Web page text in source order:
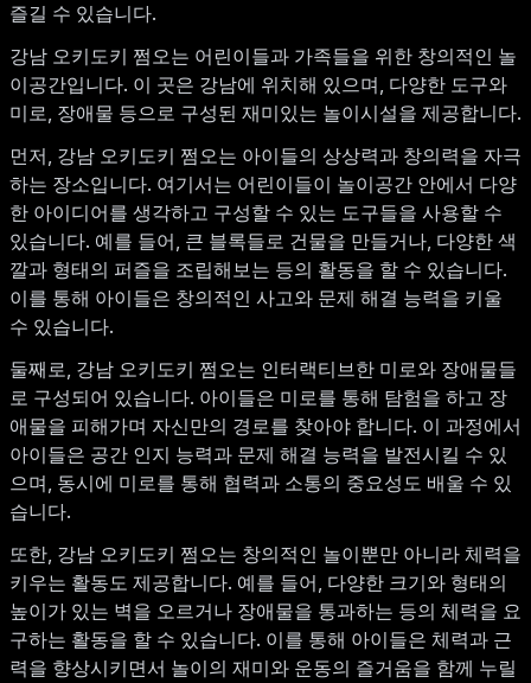
즐길 수 있습니다.
강남 오키도키 쩜오는 어린이들과 가족들을 위한 창의적인 놀
이공간입니다. 이 곳은 강남에 위치해 있으며, 다양한 도구와
미로, 장애물 등으로 구성된 재미있는 놀이시설을 제공합니다.
먼저, 강남 오키도키 쩜오는 아이들의 상상력과 창의력을 자극
하는 장소입니다. 여기서는 어린이들이 놀이공간 안에서 다양
한 아이디어를 생각하고 구성할 수 있는 도구들을 사용할 수
있습니다. 예를 들어, 큰 블록들로 건물을 만들거나, 다양한 색
깔과 형태의 퍼즐을 조립해보는 등의 활동을 할 수 있습니다.
이를 통해 아이들은 창의적인 사고와 문제 해결 능력을 키울
수 있습니다.
둘째로, 강남 오키도키 쩜오는 인터랙티브한 미로와 장애물들
로 구성되어 있습니다. 아이들은 미로를 통해 탐험을 하고 장
애물을 피해가며 자신만의 경로를 찾아야 합니다. 이 과정에서
아이들은 공간 인지 능력과 문제 해결 능력을 발전시킬 수 있
으며, 동시에 미로를 통해 협력과 소통의 중요성도 배울 수 있
습니다.
또한, 강남 오키도키 쩜오는 창의적인 놀이뿐만 아니라 체력을
키우는 활동도 제공합니다. 예를 들어, 다양한 크기와 형태의
높이가 있는 벽을 오르거나 장애물을 통과하는 등의 체력을 요
구하는 활동을 할 수 있습니다. 이를 통해 아이들은 체력과 근
력을 향상시키면서 놀이의 재미와 운동의 즐거움을 함께 누릴